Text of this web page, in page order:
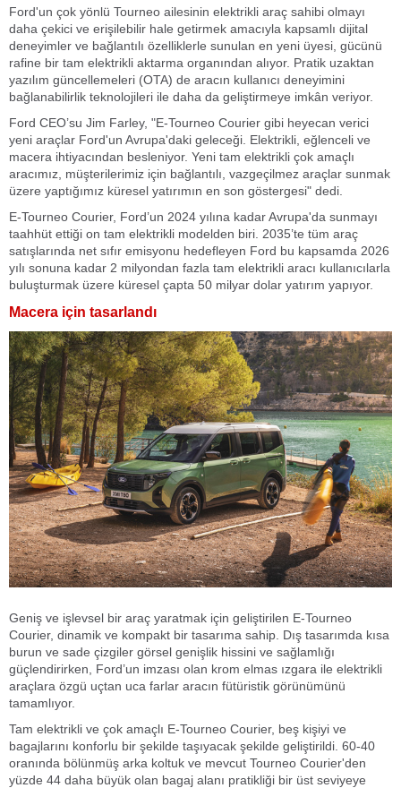
Ford'un çok yönlü Tourneo ailesinin elektrikli araç sahibi olmayı
daha çekici ve erişilebilir hale getirmek amacıyla kapsamlı dijital
deneyimler ve bağlantılı özelliklerle sunulan en yeni üyesi, gücünü
rafine bir tam elektrikli aktarma organından alıyor. Pratik uzaktan
yazılım güncellemeleri (OTA) de aracın kullanıcı deneyimini
bağlanabilirlik teknolojileri ile daha da geliştirmeye imkân veriyor.
Ford CEO’su Jim Farley, "E-Tourneo Courier gibi heyecan verici
yeni araçlar Ford'un Avrupa'daki geleceği. Elektrikli, eğlenceli ve
macera ihtiyacından besleniyor. Yeni tam elektrikli çok amaçlı
aracımız, müşterilerimiz için bağlantılı, vazgeçilmez araçlar sunmak
üzere yaptığımız küresel yatırımın en son göstergesi" dedi.
E-Tourneo Courier, Ford’un 2024 yılına kadar Avrupa'da sunmayı
taahhüt ettiği on tam elektrikli modelden biri. 2035’te tüm araç
satışlarında net sıfır emisyonu hedefleyen Ford bu kapsamda 2026
yılı sonuna kadar 2 milyondan fazla tam elektrikli aracı kullanıcılarla
buluşturmak üzere küresel çapta 50 milyar dolar yatırım yapıyor.
Macera için tasarlandı
Geniş ve işlevsel bir araç yaratmak için geliştirilen E-Tourneo
Courier, dinamik ve kompakt bir tasarıma sahip. Dış tasarımda kısa
burun ve sade çizgiler görsel genişlik hissini ve sağlamlığı
güçlendirirken, Ford’un imzası olan krom elmas ızgara ile elektrikli
araçlara özgü uçtan uca farlar aracın fütüristik görünümünü
tamamlıyor.
Tam elektrikli ve çok amaçlı E-Tourneo Courier, beş kişiyi ve
bagajlarını konforlu bir şekilde taşıyacak şekilde geliştirildi. 60-40
oranında bölünmüş arka koltuk ve mevcut Tourneo Courier'den
yüzde 44 daha büyük olan bagaj alanı pratikliği bir üst seviyeye